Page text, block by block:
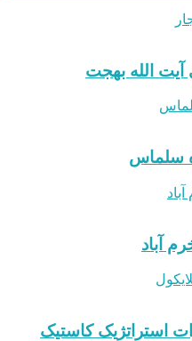
آیت الله بهجت
سلماس
آباد
استراتژیک کاستیک